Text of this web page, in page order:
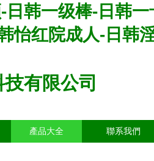
日韩一级棒-日韩
怡红院成人-日韩
有限公司
產品大全 聯系我們